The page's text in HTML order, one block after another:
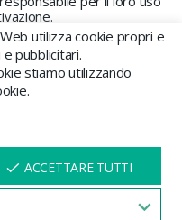
utilizza cookie propri e
pubblicitari.
stiamo utilizzando
ACCETTARE TUTTI
SITO
QUI